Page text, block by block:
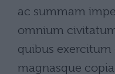
ac summam
omnium
quibus exercitum
magnasque